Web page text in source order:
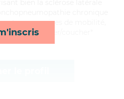
ses services de mobilité,
activités et lever/coucher*